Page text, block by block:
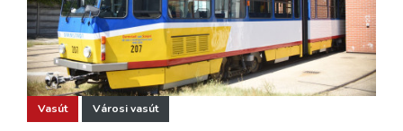
Vasút Városi vasút